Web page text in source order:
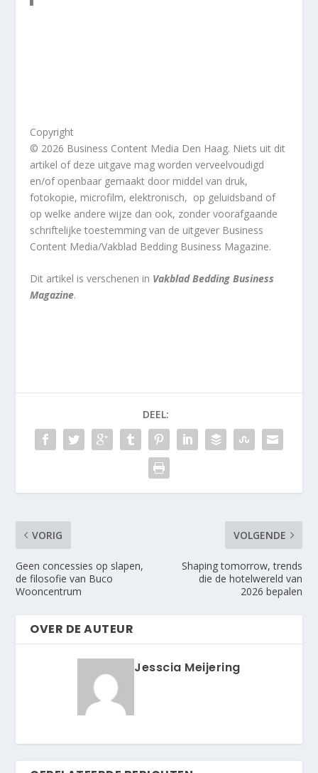
Copyright
© 2026 Business Content Media Den Haag. Niets uit dit
artikel of deze uitgave mag worden verveelvoudigd
en/of openbaar gemaakt door middel van druk,
fotokopie, microfilm, elektronisch, op geluidsband of
op welke andere wijze dan ook, zonder voorafgaande
schriftelijke toestemming van de uitgever Business
Content Media/Vakblad Bedding Business Magazine.
Dit artikel is verschenen in Vakblad Bedding Business
Magazine.
DEEL:
VORIG
Geen concessies op slapen,
de filosofie van Buco
Wooncentrum
VOLGENDE
Shaping tomorrow, trends
die de hotelwereld van
2026 bepalen
OVER DE AUTEUR
Jesscia Meijering